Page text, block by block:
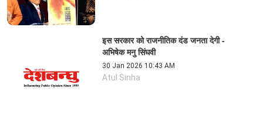
इस सरकार को राजनीतिक दंड जनता देगी -
अभिषेक मनु सिंघवी
30 Jan 2026 10:43 AM
Atul Sinha